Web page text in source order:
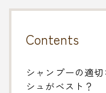
Contents
シャンプーの適
シュがベスト？